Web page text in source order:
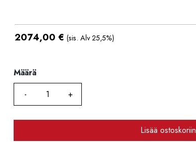
2074,00 € (sis. Alv 25,5%)
Määrä
Määrä
Lisää ostoskoriin